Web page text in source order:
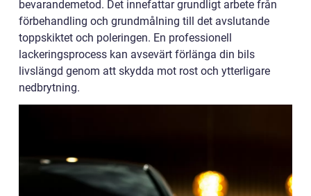
bevarandemetod. Det innefattar grundligt arbete från
förbehandling och grundmålning till det avslutande
toppskiktet och poleringen. En professionell
lackeringsprocess kan avsevärt förlänga din bils
livslängd genom att skydda mot rost och ytterligare
nedbrytning.